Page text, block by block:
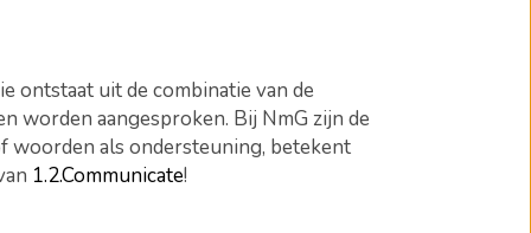
ontstaat uit de combinatie van de
worden aangesproken. Bij NmG zijn de
woorden als ondersteuning, betekent
1.2.Communicate!